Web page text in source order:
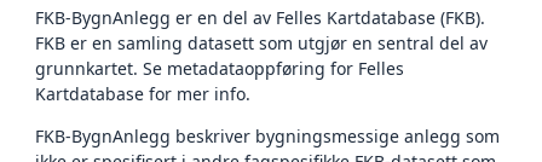
FKB-BygnAnlegg er en del av Felles Kartdatabase (FKB).
FKB er en samling datasett som utgjør en sentral del av
grunnkartet. Se metadataoppføring for Felles
Kartdatabase for mer info.
FKB-BygnAnlegg beskriver bygningsmessige anlegg som